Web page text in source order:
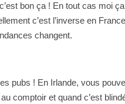
bon ça ! En tout cas moi
c’est l’inverse en
changent.
pubs ! En Irlande, vous
comptoir et quand c’est